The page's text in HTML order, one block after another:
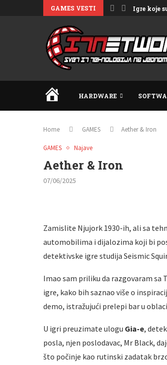
GAMES VESTI Igre koje
HOMEHARDWARE
Home GAMES Aether & Iron
GAMES Najave
Aether & Iron
07/06/2025
Zamislite Njujork 1930-ih, ali sa
automobilima i dijalozima koji bi
detektivske igre studija Seismic
Imao sam priliku da razgovaram
igre, kako bih saznao više o
demo, istražujući prelepi bar u
U igri preuzimate ulogu Gia-e,
posla, njen poslodavac, Mr Black,
što počinje kao rutinski zadatak